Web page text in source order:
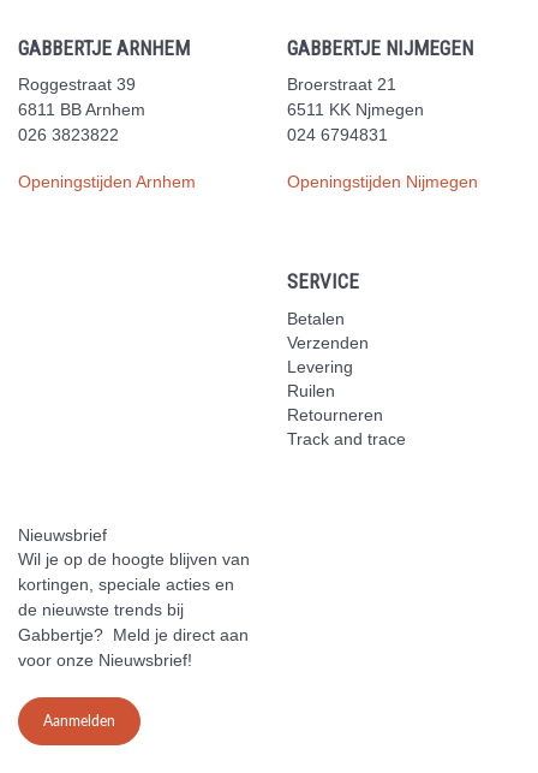
GABBERTJE ARNHEM
Roggestraat 39
6811 BB Arnhem
026 3823822
Openingstijden Arnhem
GABBERTJE NIJMEGEN
Broerstraat 21
6511 KK Njmegen
024 6794831
Openingstijden Nijmegen
SERVICE
Betalen
Verzenden
Levering
Ruilen
Retourneren
Track and trace
Nieuwsbrief
Wil je op de hoogte blijven van
kortingen, speciale acties en
de nieuwste trends bij
Gabbertje? Meld je direct aan
voor onze Nieuwsbrief!
Aanmelden